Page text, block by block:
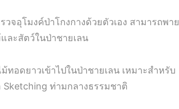
จอุโมงค์ป่าโกงกางด้วยตัวเอง สามารถพาย
ละสัตว์ในป่าชายเลน
อดยาวเข้าไปในป่าชายเลน เหมาะสำหรับ
Sketching ท่ามกลางธรรมชาติ